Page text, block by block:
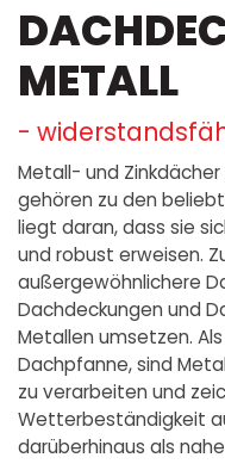
METALL
-
Metall- und
gehören zu den
liegt daran, dass sie
und robust erweisen.
außergewöhnlichere
Dachdeckungen und
Metallen umsetzen.
Dachpfanne, sind
zu verarbeiten und
Wetterbeständigkeit
darüberhinaus als